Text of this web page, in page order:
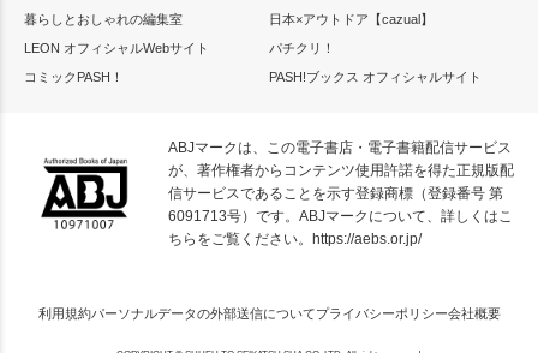
暮らしとおしゃれの編集室
日本×アウトドア【cazual】
LEON オフィシャルWebサイト
パチクリ！
コミックPASH！
PASH!ブックス オフィシャルサイト
ABJマークは、この電子書店・電子書籍配信サービス
が、著作権者からコンテンツ使用許諾を得た正規版配
信サービスであることを示す登録商標（登録番号 第
6091713号）です。ABJマークについて、詳しくはこ
ちらをご覧ください。 https://aebs.or.jp/
利用規約パーソナルデータの外部送信についてプライバシーポリシー会社概要